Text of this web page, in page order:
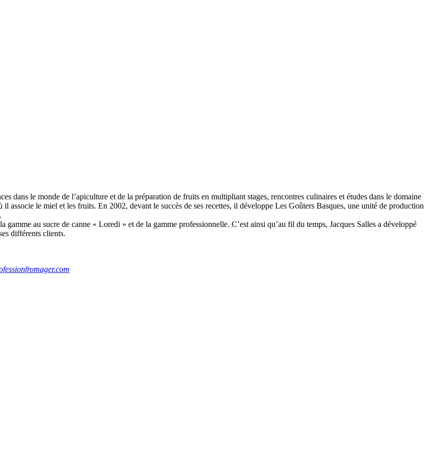
dans le monde de l’apiculture et de la préparation de fruits en multipliant stages, rencontres culinaires et études dans le domaine
le miel et les fruits. En 2002, devant le succès de ses recettes, il développe Les Goûters Basques, une unité de production
au sucre de canne « Loredi » et de la gamme professionnelle. C’est ainsi qu’au fil du temps, Jacques Salles a développé
différents clients.